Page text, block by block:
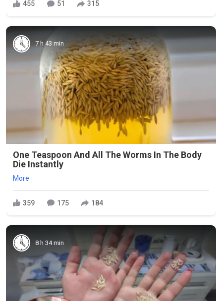
455 51 315
7 h 43 min
One Teaspoon And All The Worms In The Body
Die Instantly
More
359 175 184
8 h 34 min